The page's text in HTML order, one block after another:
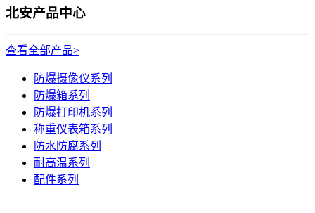
北安产品中心
查看全部产品>
防爆摄像仪系列
防爆箱系列
防爆打印机系列
称重仪表箱系列
防水防腐系列
耐高温系列
配件系列